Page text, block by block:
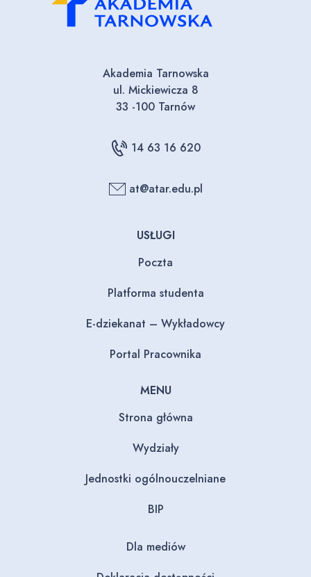
Akademia Tarnowska
ul. Mickiewicza 8
33 -100 Tarnów
14 63 16 620
at@atar.edu.pl
USŁUGI
Poczta
Platforma studenta
E-dziekanat – Wykładowcy
Portal Pracownika
MENU
Strona główna
Wydziały
Jednostki ogólnouczelniane
BIP
Dla mediów